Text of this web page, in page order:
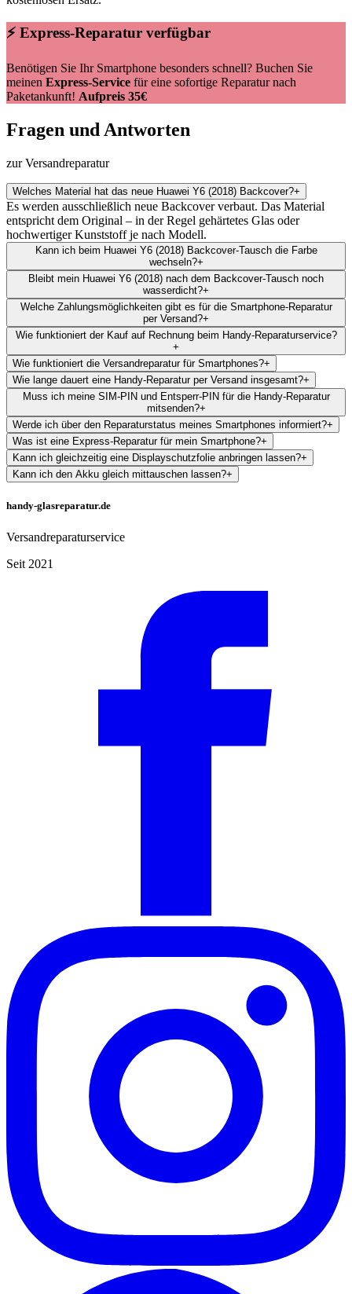
⚡ Express-Reparatur verfügbar
Benötigen Sie Ihr Smartphone besonders schnell? Buchen Sie
meinen Express-Service für eine sofortige Reparatur nach
Paketankunft! Aufpreis 35€
Fragen und Antworten
zur Versandreparatur
Welches Material hat das neue Huawei Y6 (2018) Backcover?+
Es werden ausschließlich neue Backcover verbaut. Das Material
entspricht dem Original – in der Regel gehärtetes Glas oder
hochwertiger Kunststoff je nach Modell.
Kann ich beim Huawei Y6 (2018) Backcover-Tausch die Farbe
wechseln?+
Bleibt mein Huawei Y6 (2018) nach dem Backcover-Tausch noch
wasserdicht?+
Welche Zahlungsmöglichkeiten gibt es für die Smartphone-Reparatur
per Versand?+
Wie funktioniert der Kauf auf Rechnung beim Handy-Reparaturservice?
+
Wie funktioniert die Versandreparatur für Smartphones?+
Wie lange dauert eine Handy-Reparatur per Versand insgesamt?+
Muss ich meine SIM-PIN und Entsperr-PIN für die Handy-Reparatur
mitsenden?+
Werde ich über den Reparaturstatus meines Smartphones informiert?+
Was ist eine Express-Reparatur für mein Smartphone?+
Kann ich gleichzeitig eine Displayschutzfolie anbringen lassen?+
Kann ich den Akku gleich mittauschen lassen?+
handy-glasreparatur.de
Versandreparaturservice
Seit 2021